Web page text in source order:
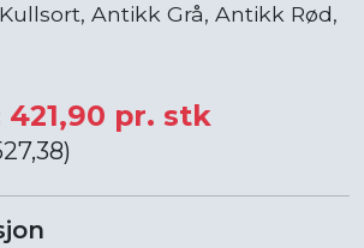
Antikk Grå, Antikk Rød,
421,90 pr. stk